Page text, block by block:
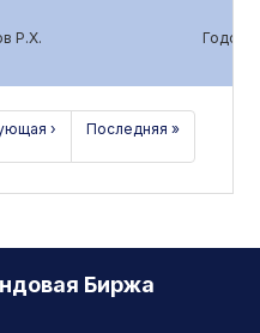
Р.Х.
› Последняя »
Биржа